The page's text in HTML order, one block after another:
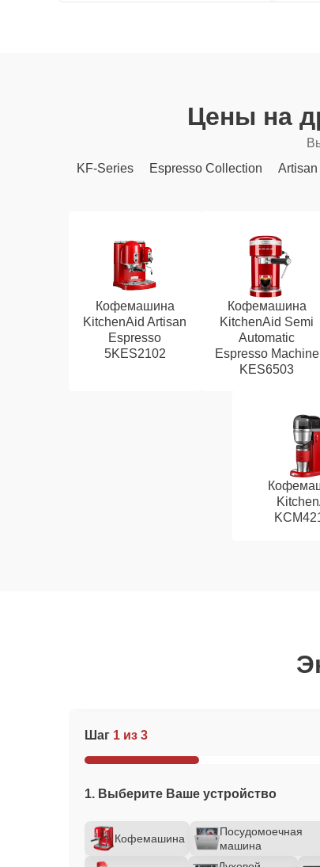
Цены на
KF-Series
Espresso Collection Artisan
Кофемашина
KitchenAid Artisan
Espresso
5KES2102
Кофемашина
KitchenAid Semi
Automatic
Espresso Machine
KES6503
Шаг 1 из 3
1. Выберите Ваше устройство
Кофемашина
Посудомоечная
машина